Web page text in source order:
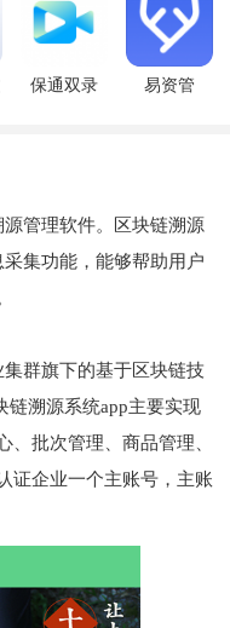
保通双录 易资管
管理软件。区块链溯源
集功能，能够帮助用户
群旗下的基于区块链技
链溯源系统app主要实现
、批次管理、商品管理、
证企业一个主账号，主账